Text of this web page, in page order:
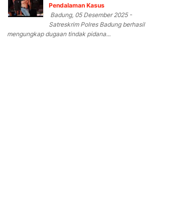
Pendalaman Kasus
Badung, 05 Desember 2025 -
Satreskrim Polres Badung berhasil
mengungkap dugaan tindak pidana...